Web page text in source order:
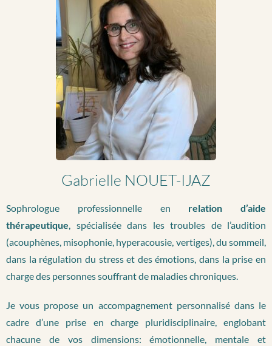
Gabrielle NOUET-IJAZ
Sophrologue professionnelle en relation d’aide
thérapeutique, spécialisée dans les troubles de l’audition
(acouphènes, misophonie, hyperacousie, vertiges), du sommeil,
dans la régulation du stress et des émotions, dans la prise en
charge des personnes souffrant de maladies chroniques.
Je vous propose un accompagnement personnalisé dans le
cadre d’une prise en charge pluridisciplinaire, englobant
chacune de vos dimensions: émotionnelle, mentale et